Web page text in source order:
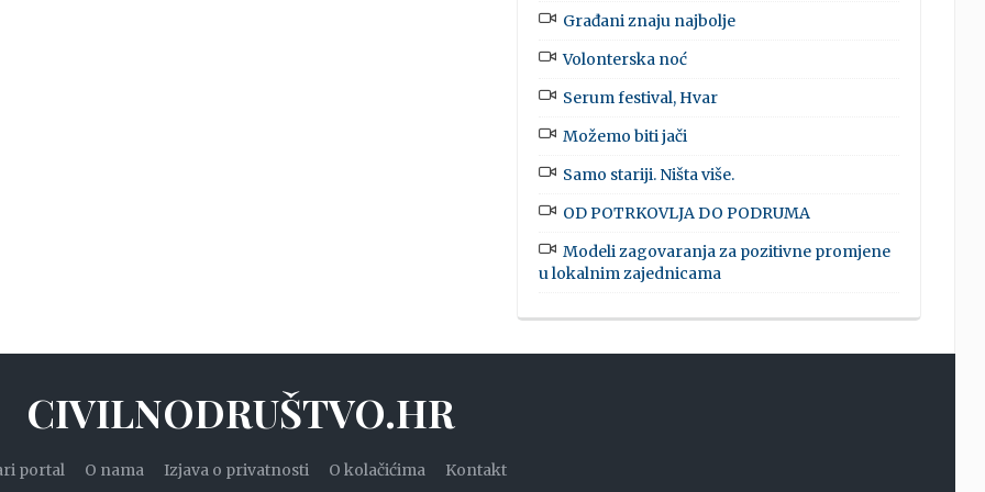
Građani znaju najbolje
Volonterska noć
Serum festival, Hvar
Možemo biti jači
Samo stariji. Ništa više.
OD POTRKOVLJA DO PODRUMA
Modeli zagovaranja za pozitivne promjene
u lokalnim zajednicama
CIVILNODRUŠTVO.HR
portal O nama Izjava o privatnosti O kolačićima Kontakt